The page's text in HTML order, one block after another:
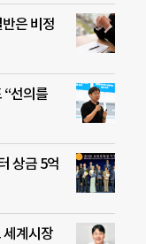
은 비정
“선의를
상금 5억
세계시장